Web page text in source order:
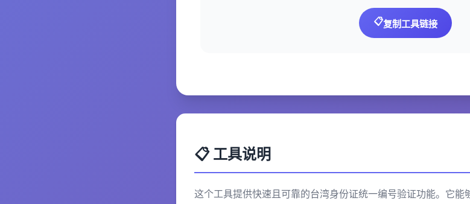
📋复制工具链接
📋 工具说明
这个工具提供快速且可靠的台湾身份证统一编号验证功能。它能